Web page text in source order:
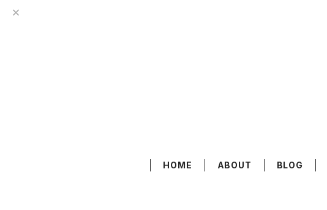
HOME ABOUT BLOG